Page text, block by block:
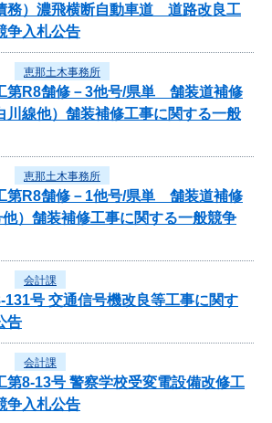
務）濃飛横断自動車道 道路改良工
争入札公告
恵那土木事務所
第R8舗修－3他号/県単 舗装道補修
川線他）舗装補修工事に関する一般
恵那土木事務所
第R8舗修－1他号/県単 舗装道補修
）舗装補修工事に関する一般競争
会計課
131号 交通信号機改良等工事に関す
告
会計課
第8-13号 警察学校受変電設備改修工
争入札公告